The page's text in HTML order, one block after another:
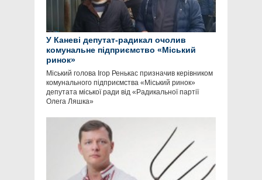
У Каневі депутат-радикал очолив
комунальне підприємство «Міський
ринок»
Міський голова Ігор Ренькас призначив керівником
комунального підприємства «Міський ринок»
депутата міської ради від «Радикальної партії
Олега Ляшка»